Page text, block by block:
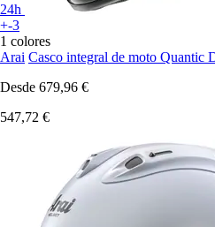
24h
+-3
1 colores
Arai Casco integral de moto Quantic
Desde 679,96 €
547,72 €